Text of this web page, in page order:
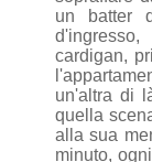
un batter
cardigan,
un'altra di
quella
alla sua
minuto,